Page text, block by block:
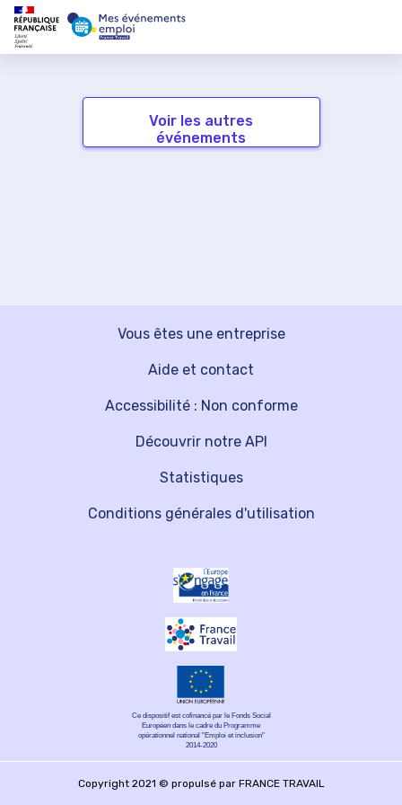
Voir les autres
événements
Vous êtes une entreprise
Découvrir notre API
Aide et contact
Statistiques
Accessibilité : Non conforme
Conditions générales d'utilisation
Ce dispositif est cofinancé par le Fonds Social
Européen dans le cadre du Programme
opérationnel national "Emploi et inclusion"
2014-2020
Copyright 2021 © propulsé par FRANCE TRAVAIL